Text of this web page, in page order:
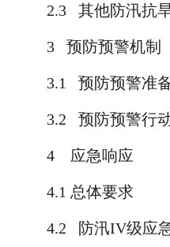
2.3 其他防汛抗
3 预防预警机制
3.1 预防预警准
3.2 预防预警行
4 应急响应
4.1 总体要求
4.2 防汛IV级应